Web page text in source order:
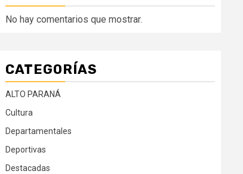
No hay comentarios que mostrar.
CATEGORÍAS
ALTO PARANÁ
Cultura
Departamentales
Deportivas
Destacadas